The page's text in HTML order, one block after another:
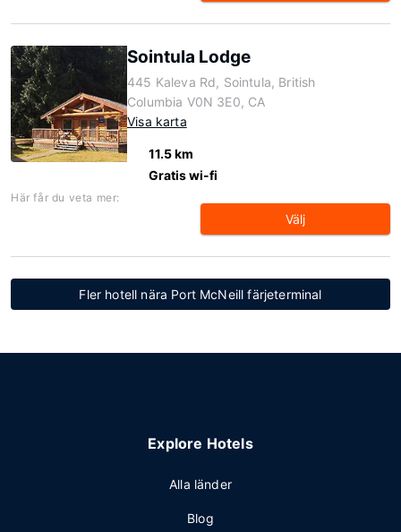
Sointula Lodge
445 Kaleva Rd, Sointula, British
Columbia V0N 3E0, CA
Visa karta
11.5 km
Gratis wi-fi
Här får du veta mer:
Välj
Fler hotell nära Port McNeill färjeterminal
Explore Hotels
Alla länder
Blog